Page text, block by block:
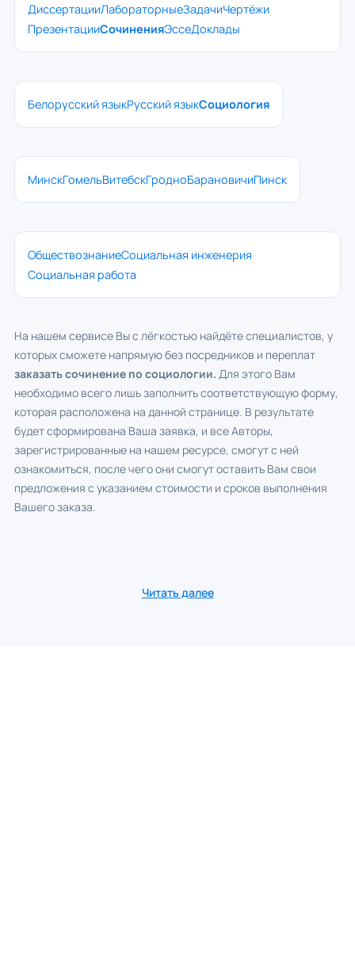
ДиссертацииЛабораторныеЗадачиЧертёжи
ПрезентацииСочиненияЭссеДоклады
Белорусский языкРусский языкСоциология
МинскГомельВитебскГродноБарановичиПинск
ОбществознаниеСоциальная инженерия
Социальная работа
На нашем сервисе Вы с лёгкостью найдёте специалистов, у
которых сможете напрямую без посредников и переплат
заказать сочинение по социологии. Для этого Вам
необходимо всего лишь заполнить соответствующую форму,
которая расположена на данной странице. В результате
будет сформирована Ваша заявка, и все Авторы,
зарегистрированные на нашем ресурсе, смогут с ней
ознакомиться, после чего они смогут оставить Вам свои
предложения с указанием стоимости и сроков выполнения
Вашего заказа.
Читать далее